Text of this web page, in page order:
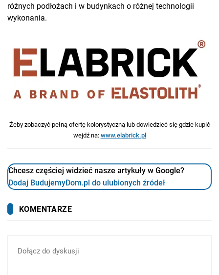
różnych podłożach i w budynkach o różnej technologii
wykonania.
Żeby zobaczyć pełną ofertę kolorystyczną lub dowiedzieć się gdzie kupić
wejdź na: www.elabrick.pl
Chcesz częściej widzieć nasze artykuły w Google?
Dodaj BudujemyDom.pl do ulubionych źródeł
KOMENTARZE